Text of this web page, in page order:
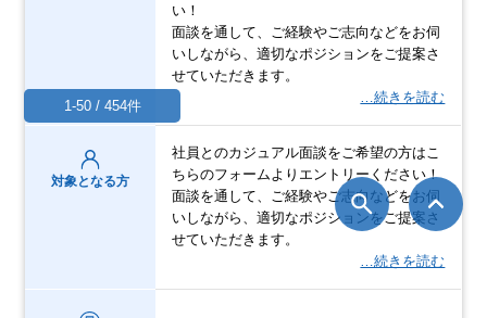
い！
面談を通して、ご経験やご志向などをお伺
いしながら、適切なポジションをご提案さ
せていただきます。
…続きを読む
対象となる方
社員とのカジュアル面談をご希望の方はこ
ちらのフォームよりエントリーください！
面談を通して、ご経験やご志向などをお伺
いしながら、適切なポジションをご提案さ
せていただきます。
…続きを読む
1-50 / 454件